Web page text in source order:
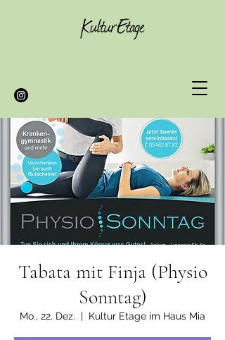
Tabata mit Finja (Physio
Sonntag)
Mo., 22. Dez.
  |
Kultur Etage im Haus Mia